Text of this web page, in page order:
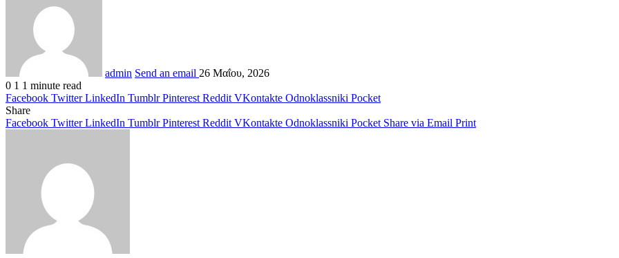
admin Send an email 26 Μαΐου, 2026
0 1 1 minute read
Facebook Twitter LinkedIn Tumblr Pinterest Reddit VKontakte Odnoklassniki Pocket
Share
Facebook Twitter LinkedIn Tumblr Pinterest Reddit VKontakte Odnoklassniki Pocket Share via Email Print